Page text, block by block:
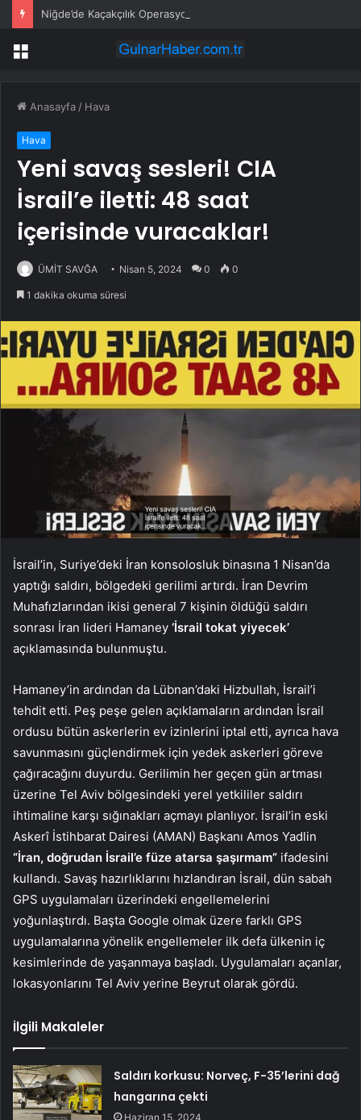
Niğde’de Kaçakçılık Operasyonu: 9 Gözaltı
Menü
Anasayfa / Hava
Hava
Yeni savaş sesleri! CIA
İsrail’e iletti: 48 saat
içerisinde vuracaklar!
ÜMİT SAVĞA Nisan 5, 2024 0 0
1 dakika okuma süresi
İsrail’in, Suriye’deki İran konsolosluk binasına 1 Nisan’da
yaptığı saldırı, bölgedeki gerilimi artırdı. İran Devrim
Muhafızlarından ikisi general 7 kişinin öldüğü saldırı
sonrası İran lideri Hamaney ‘İsrail tokat yiyecek’
açıklamasında bulunmuştu.
Hamaney’in ardından da Lübnan’daki Hizbullah, İsrail’i
tehdit etti. Peş peşe gelen açıklamaların ardından İsrail
ordusu bütün askerlerin ev izinlerini iptal etti, ayrıca hava
savunmasını güçlendirmek için yedek askerleri göreve
çağıracağını duyurdu. Gerilimin her geçen gün artması
üzerine Tel Aviv bölgesindeki yerel yetkililer saldırı
ihtimaline karşı sığınakları açmayı planlıyor. İsrail’in eski
Askerî İstihbarat Dairesi (AMAN) Başkanı Amos Yadlin
“İran, doğrudan İsrail’e füze atarsa şaşırmam” ifadesini
kullandı. Savaş hazırlıklarını hızlandıran İsrail, dün sabah
GPS uygulamaları üzerindeki engellemelerini
yoğunlaştırdı. Başta Google olmak üzere farklı GPS
uygulamalarına yönelik engellemeler ilk defa ülkenin iç
kesimlerinde de yaşanmaya başladı. Uygulamaları açanlar,
lokasyonlarını Tel Aviv yerine Beyrut olarak gördü.
İlgili Makaleler
Saldırı korkusu: Norveç, F-35’lerini dağ
hangarına çekti
Haziran 15, 2024